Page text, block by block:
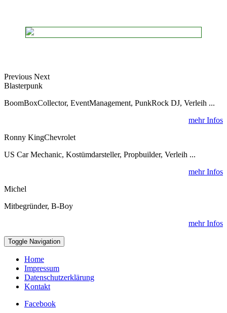
Previous Next
Blasterpunk
BoomBoxCollector, EventManagement, PunkRock DJ, Verleih ...
mehr Infos
Ronny KingChevrolet
US Car Mechanic, Kostümdarsteller, Propbuilder, Verleih ...
mehr Infos
Michel
Mitbegründer, B-Boy
mehr Infos
Toggle Navigation
Home
Impressum
Datenschutzerklärung
Kontakt
Facebook